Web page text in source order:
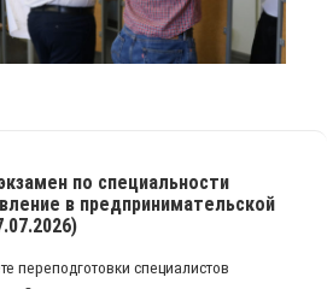
по специальности
в предпринимательской
переподготовки специалистов